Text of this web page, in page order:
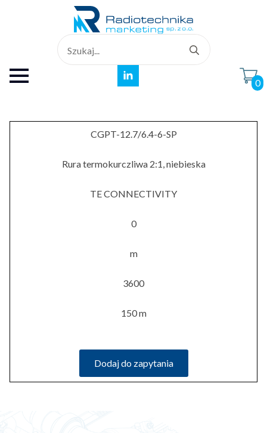
for:
0
CGPT-12.7/6.4-6-SP
Rura termokurczliwa 2:1, niebieska
TE CONNECTIVITY
0
m
3600
150 m
Dodaj do zapytania